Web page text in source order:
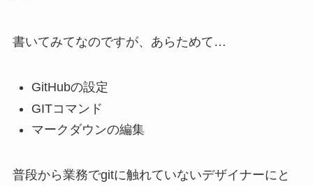
書いてみてなのですが、あらためて…
GitHubの設定
GITコマンド
マークダウンの編集
普段から業務でgitに触れていないデザイナーにと